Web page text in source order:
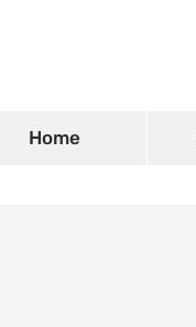
Home